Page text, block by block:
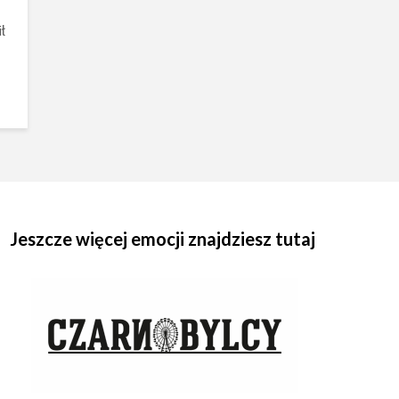
Jeszcze więcej emocji znajdziesz tutaj